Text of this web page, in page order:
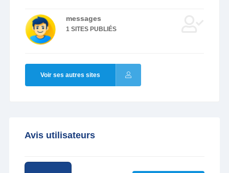
messages
1 SITES PUBLIÉS
Voir ses autres sites
Avis utilisateurs